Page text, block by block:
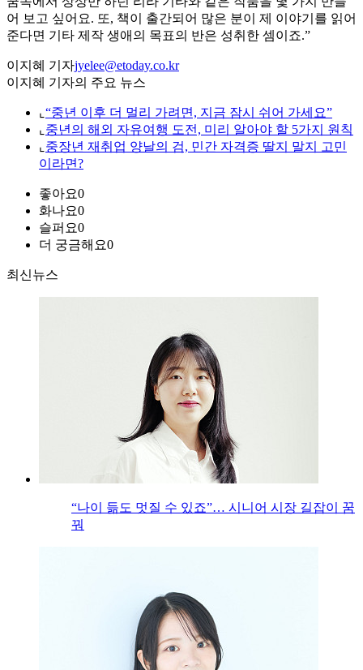
어 보고 싶어요. 또, 책이 출간되어 많은 분이 제 이야기를 읽어
준다면 기타 제작 생애의 목표의 반은 성취한 셈이죠.”
이지혜 기자jyelee@etoday.co.kr
이지혜 기자의 주요 뉴스
⌞ “중년 이후 더 멀리 가려면, 지금 잠시 쉬어 가세요”
⌞ 중년의 해외 자유여행 도전, 미리 알아야 할 5가지 원칙
⌞ 중장년 재취업 양날의 검, 민간 자격증 딸지 말지 고민
이라면?
좋아요0
화나요0
슬퍼요0
더 궁금해요0
최신뉴스
“나이 듦도 멋질 수 있죠”… 시니어 시장 길잡이 꿈
꿔